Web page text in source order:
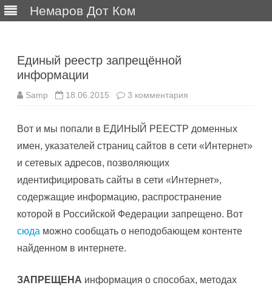
Немаров Дот Ком
Единый реестр запрещённой
информации
Samp 18.06.2015 3 комментария
запрещённой
информации
Вот и мы попали в ЕДИНЫЙ РЕЕСТР доменных
имен, указателей страниц сайтов в сети «Интернет»
и сетевых адресов, позволяющих
идентифицировать сайты в сети «Интернет»,
содержащие информацию, распространение
которой в Российской Федерации запрещено. Вот
сюда можно сообщать о неподобающем контенте
найденном в интернете.
ЗАПРЕЩЕНА информация о способах, методах